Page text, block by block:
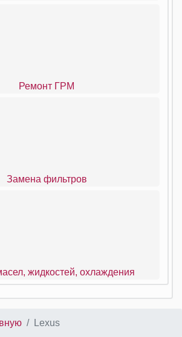
Ремонт ГРМ
Замена фильтров
жидкостей, охлаждения
Lexus